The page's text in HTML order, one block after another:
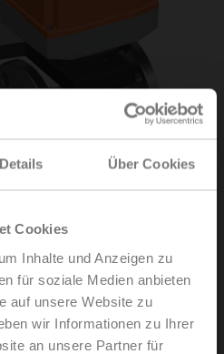
Details Über Cookies
Cookies
Inhalte und Anzeigen zu
für soziale Medien anbieten
auf unsere Website zu
wir Informationen zu Ihrer
an unsere Partner für
DN 32, Flansch, PN 6, ps
-10...100°C